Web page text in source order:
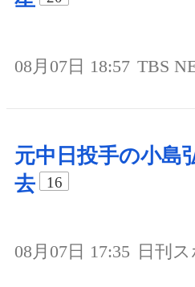
08月07日 18:57 TBS
元中日投手の小島
去
16
08月07日 17:35 日刊